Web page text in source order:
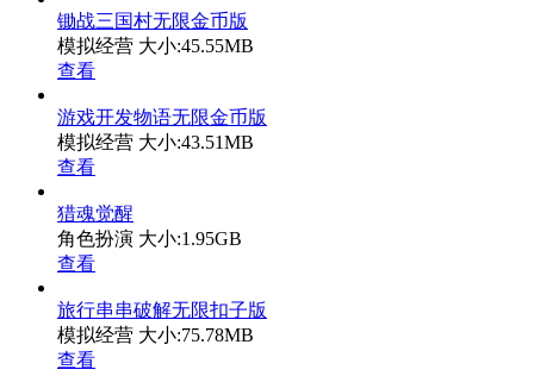
锄战三国村无限金币版
模拟经营 大小:45.55MB
查看
游戏开发物语无限金币版
模拟经营 大小:43.51MB
查看
猎魂觉醒
角色扮演 大小:1.95GB
查看
旅行串串破解无限扣子版
模拟经营 大小:75.78MB
查看